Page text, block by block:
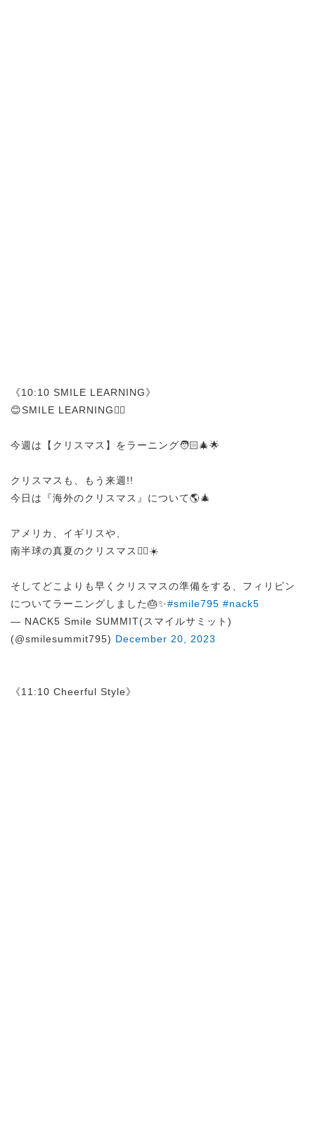
《10:10 SMILE LEARNING》
😊SMILE LEARNING✍🏻
今週は【クリスマス】をラーニング🧑🏻‍🎄🌟
クリスマスも、もう来週!!
今日は『海外のクリスマス』について🌎🎄
アメリカ、イギリスや、
南半球の真夏のクリスマス🏄🏻☀️
そしてどこよりも早くクリスマスの準備をする、フィリピン
についてラーニングしました🎂✨#smile795 #nack5
— NACK5 Smile SUMMIT(スマイルサミット)
(@smilesummit795) December 20, 2023
《11:10 Cheerful Style》